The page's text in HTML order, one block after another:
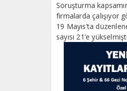
Soruşturma
firmalarda çalışıyor
19 Mayıs’ta
sayısı 21’e